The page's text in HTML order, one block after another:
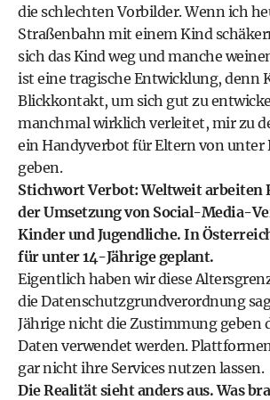
die schlechten Vorbilder. Wenn ich
Straßenbahn mit einem Kind
sich das Kind weg und manche
ist eine tragische Entwicklung, denn
Blickkontakt, um sich gut zu
manchmal wirklich verleitet, mir zu
ein Handyverbot für Eltern von unter
geben.
Stichwort Verbot: Weltweit arbeiten
der Umsetzung von Social-Media-
Kinder und Jugendliche. In
für unter 14-Jährige geplant.
Eigentlich haben wir diese
die Datenschutzgrundverordnung
Jährige nicht die Zustimmung geben
Daten verwendet werden.
gar nicht ihre Services nutzen lassen.
Die Realität sieht anders aus. Was